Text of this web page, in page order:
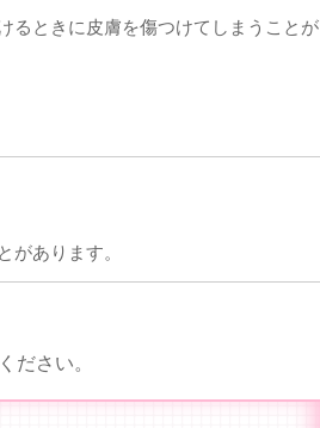
るときに皮膚を傷つけてしまうことが
あります。
ださい。